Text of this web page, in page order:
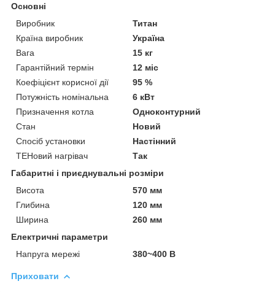
Основні
Виробник
Титан
Країна виробник
Україна
Вага
15 кг
Гарантійний термін
12 міс
Коефіцієнт корисної дії
95 %
Потужність номінальна
6 кВт
Призначення котла
Одноконтурний
Стан
Новий
Спосіб установки
Настінний
ТЕНовий нагрівач
Так
Габаритні і приєднувальні розміри
Висота
570 мм
Глибина
120 мм
Ширина
260 мм
Електричні параметри
Напруга мережі
380~400 В
Приховати